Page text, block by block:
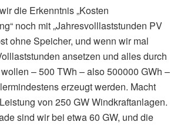
die Erkenntnis „Kosten
noch mit „Jahresvolllaststunden PV
ohne Speicher, und wenn wir mal
ansetzen und alles durch
– 500 TWh – also 500000 GWh –
erzeugt werden. Macht
von 250 GW Windkraftanlagen.
sind wir bei etwa 60 GW, und die